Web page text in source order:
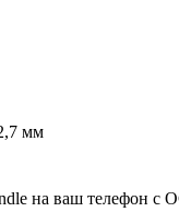
мм
на ваш телефон с